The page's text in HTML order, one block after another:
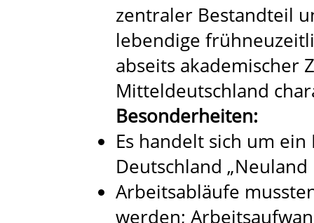
zentraler Bestandteil
lebendige
abseits akademischer
Mitteldeutschland
Besonderheiten:
Es handelt sich um
Deutschland
Arbeitsabläufe
werden;